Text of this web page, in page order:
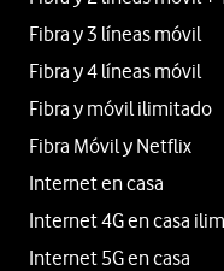
Fibra y 3 líneas móvil
Fibra y 4 líneas móvil
Fibra y móvil ilimitado
Fibra Móvil y Netflix
Internet en casa
Internet 4G en casa
Internet 5G en casa